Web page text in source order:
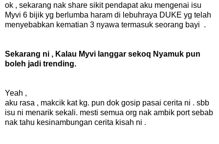
ok , sekarang nak share sikit pendapat aku mengenai isu
Myvi 6 bijik yg berlumba haram di lebuhraya DUKE yg telah
menyebabkan kematian 3 nyawa termasuk seorang bayi .
Sekarang ni , Kalau Myvi langgar sekoq Nyamuk pun
boleh jadi trending.
Yeah ,
aku rasa , makcik kat kg. pun dok gosip pasai cerita ni . sbb
isu ni menarik sekali. mesti semua org nak ambik port sebab
nak tahu kesinambungan cerita kisah ni .